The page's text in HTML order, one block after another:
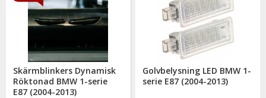
Skärmblinkers Dynamisk
Röktonad BMW 1-serie
E87 (2004-2013)
Golvbelysning LED BMW 1-
serie E87 (2004-2013)